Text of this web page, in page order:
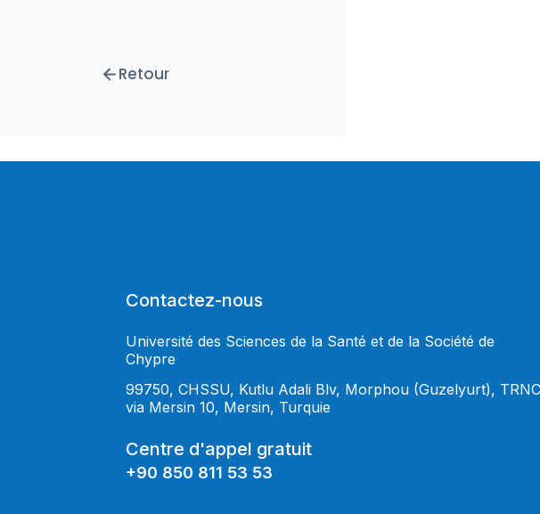
Retour
Contactez-nous
Université des Sciences de la Santé et de la Société de
Chypre
99750, CHSSU, Kutlu Adali Blv, Morphou (Guzelyurt), TRNC
via Mersin 10, Mersin, Turquie
Centre d'appel gratuit
+90 850 811 53 53